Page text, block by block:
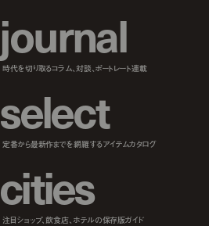
journal
時代を切り取るコラム、対談、ポートレート連載
select
定番から最新作までを網羅するアイテムカタログ
cities
注目ショップ、飲食店、ホテルの保存版ガイド